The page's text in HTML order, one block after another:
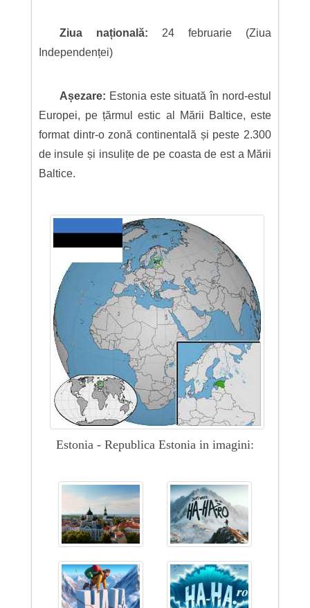
Ziua națională: 24 februarie (Ziua
Independenței)
Așezare: Estonia este situată în nord-estul
Europei, pe țărmul estic al Mării Baltice, este
format dintr-o zonă continentală și peste 2.300
de insule și insulițe de pe coasta de est a Mării
Baltice.
Estonia - Republica Estonia in imagini: